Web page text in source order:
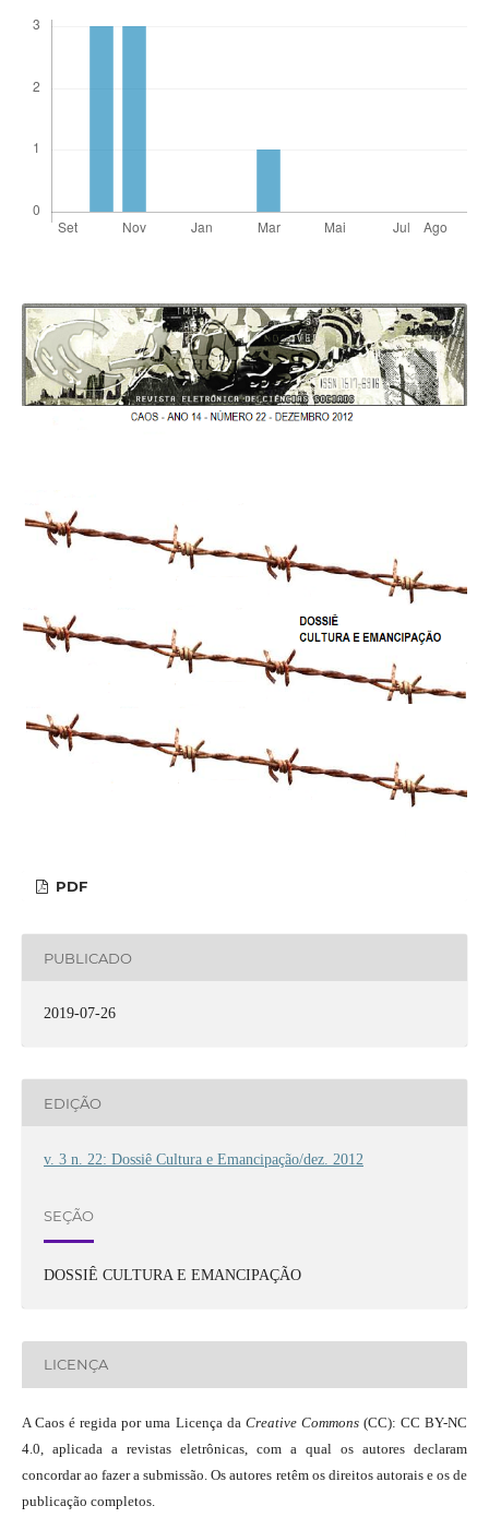
PDF
PUBLICADO
2019-07-26
EDIÇÃO
v. 3 n. 22: Dossiê Cultura e Emancipação/dez. 2012
SEÇÃO
DOSSIÊ CULTURA E EMANCIPAÇÃO
LICENÇA
A Caos é regida por uma Licença da Creative Commons(CC): CC BY-NC
4.0, aplicada a revistas eletrônicas, com a qual os autores declaram
concordar ao fazer a submissão. Os autores retêm os direitos autorais e os de
publicação completos.